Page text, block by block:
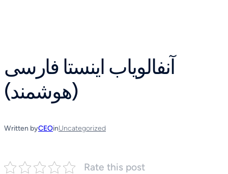
آنفالویاب اینستا فارسی
(هوشمند)
Written byCEOinUncategorized
Rate this post